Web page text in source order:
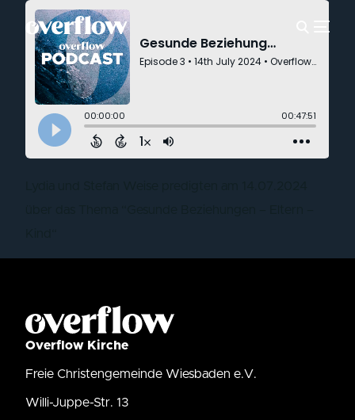
Overflow Kirche
Freie Christengemeinde Wiesbaden e.V.
Willi-Juppe-Str. 13